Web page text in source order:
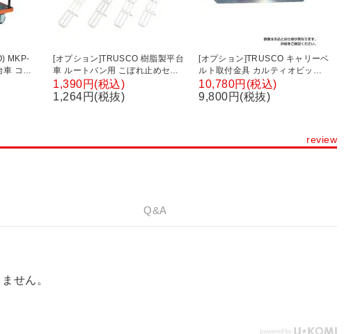
MKP-
車 コボ
重300kg
全高
[オプション]TRUSCO 樹脂製平台
車 ルートバン用 こぼれ止めセッ
ト 4個入リ 幅340～582×奥行
10mm MPB-KB4SET
1,390円(税込)
1,264円(税抜)
[オプション]TRUSCO キャリーベ
ルト取付金具 カルティオビッグ
シリーズ用 CB-MPK900BF /
489-7048
10,780円(税込)
9,800円(税抜)
review
Q&A
せん。